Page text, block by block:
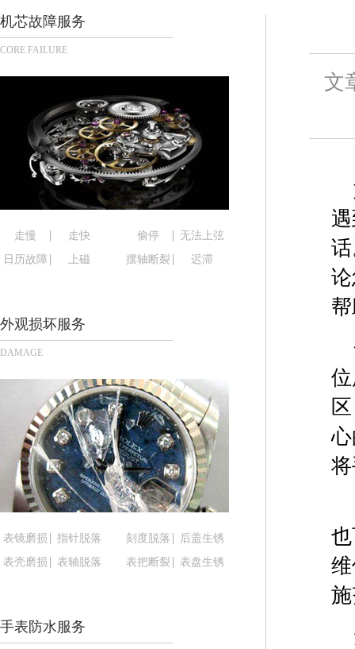
嘉兴市南湖区广益路705号嘉兴世界贸易中心写字
南昌市红谷滩新区红谷中大道998号绿地双子塔（
济南市历下区经十路11111号华润中心写字楼（万
广州市天河区天河路230号万菱汇国际中心写字楼
广州市越秀区环市东路371-375号世界贸易中心大
深圳市罗湖区深南东路5001号华润大厦写字楼17
惠州市惠城区江北文昌一路7号华贸大厦写字楼1座
厦门市思明区湖滨东路95号华润大厦写字楼B座11
福州市鼓楼区五四路128-1号恒力城写字楼15层03
成都市锦江区人民东路6号SAC东原中心写字楼24
重庆市江北区观音桥步行街2号融恒时代广场写字
长沙市芙蓉区定王台街道建湘路393号世茂环球
郑州市二七区铭功路10号华润大厦写字楼29层
太原市迎泽区解放路15号亨得利名表服务中心（
沈阳市沈河区中街路83号亨得利名表服务中心（
乌鲁木齐市天山区红山路26号时代广场（
温州市鹿城区锦绣路1067号置信广场10层1015室
哈尔滨市道里区友谊西路600号富力中心T2座写字
大连市中山区人民路15号国际金融大厦7层G室（
佛山市禅城区季华五路57号万科金融中心C座12层
无锡市梁溪区人民中路139号恒隆广场写字楼1座
南通市崇川区工农路57号圆融广场写字楼16层
苏州市苏州工业园区星港街199号苏州中心办公楼
武汉市江汉区解放大道686号世界贸易大厦38层09
机芯故障服务
CORE FAILURE
走慢 走快 偷停
无法上弦
日历故障
上磁 摆轴断裂 迟滞
外观损坏服务
DAMAGE
表镜磨损 指针脱落 刻度脱落
后盖生锈
表壳磨损
表轴脱落 表把断裂 表盘生锈
手表防水服务
文